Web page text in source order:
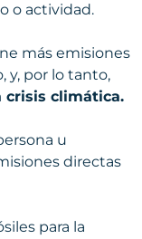
o actividad.
más emisiones
y, por lo tanto,
crisis climática.
u
directas
para la